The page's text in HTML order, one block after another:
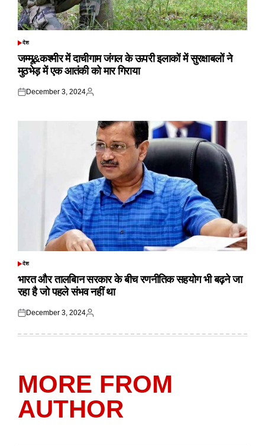
POSTED
देश
जम्मू&कश्मीर में दाचीगाम जंगल के ऊपरी इलाकों में सुरक्षाबलों ने
मुठभेड़ में एक आतंकी को मार गिराया
Posted
December 3, 2024
Posted
POSTED
देश
भारत और तालबिान सरकार के बीच रणनीतिक सहयोग भी बढ़ने जा
रहा है जो पहले संभव नहीं था
Posted
December 3, 2024
Posted
MORE FROM
AUTHOR